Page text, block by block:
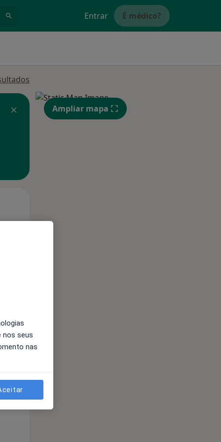
Entrar É médico?
Qua
12 Ago
Ampliar mapa
nos seus
nas